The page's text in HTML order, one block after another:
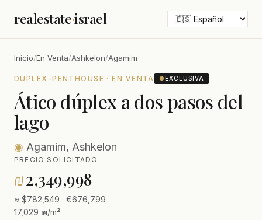
realestate·israel
Inicio/En Venta/Ashkelon/Agamim
DUPLEX-PENTHOUSE · EN VENTA ●EXCLUSIVA
Ático dúplex a dos pasos del
lago
◉ Agamim, Ashkelon
PRECIO SOLICITADO
₪2,349,998
≈ $782,549 · €676,799
17,029 ₪/m²